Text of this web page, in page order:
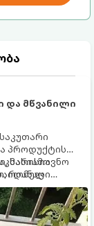
და მწვანილი
პროდუქტის
და
სასიამოვნო
რომელი
კარგად